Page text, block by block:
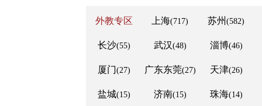
外教专区 上海(717) 苏州 (582)
长沙(55) 武汉(48) 淄博(46)
厦门(27) 广东东莞(27) 天津(26)
盐城(15) 济南(15) 珠海(14)